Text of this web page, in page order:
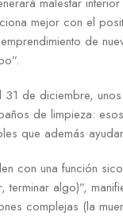
mejor con el
de
de diciembre,
de limpieza:
que además
con una función
terminar algo)”,
complejas (la